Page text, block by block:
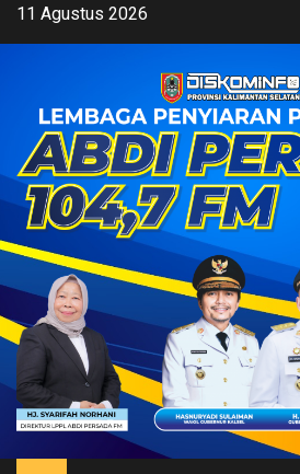
Skip11 Agustus 2026